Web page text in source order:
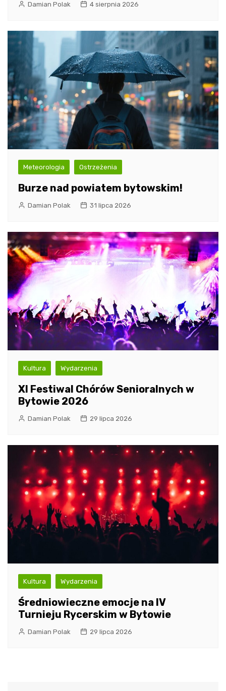
Damian Polak 4 sierpnia 2026
Meteorologia Ostrzeżenia
Burze nad powiatem bytowskim!
Damian Polak 31 lipca 2026
Kultura Wydarzenia
XI Festiwal Chórów Senioralnych w
Bytowie 2026
Damian Polak 29 lipca 2026
Kultura Wydarzenia
Średniowieczne emocje na IV
Turnieju Rycerskim w Bytowie
Damian Polak 29 lipca 2026